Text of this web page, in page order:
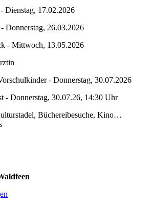
Dienstag, 17.02.2026
Donnerstag, 26.03.2026
- Mittwoch, 13.05.2026
- Donnerstag, 30.07.2026
- Donnerstag, 30.07.26, 14:30 Uhr
Büchereibesuche, Kino…